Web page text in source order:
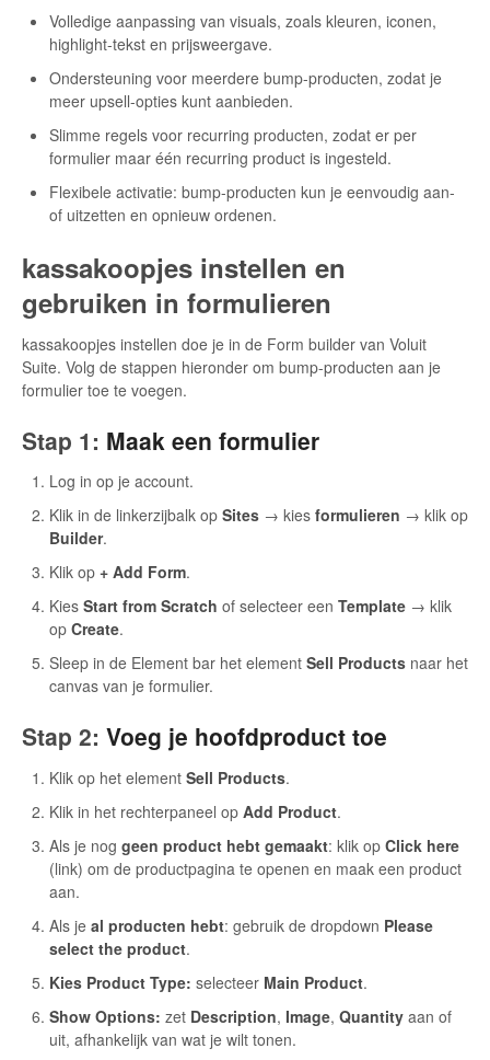
Volledige aanpassing van visuals, zoals kleuren, iconen,
highlight-tekst en prijsweergave.
Ondersteuning voor meerdere bump-producten, zodat je
meer upsell-opties kunt aanbieden.
Slimme regels voor recurring producten, zodat er per
formulier maar één recurring product is ingesteld.
Flexibele activatie: bump-producten kun je eenvoudig aan-
of uitzetten en opnieuw ordenen.
kassakoopjes instellen en
gebruiken in formulieren
kassakoopjes instellen doe je in de Form builder van Voluit
Suite. Volg de stappen hieronder om bump-producten aan je
formulier toe te voegen.
Stap 1: Maak een formulier
Log in op je account.
Klik in de linkerzijbalk op Sites → kies formulieren → klik op
Builder.
Klik op + Add Form.
Kies Start from Scratch of selecteer een Template → klik
op Create.
Sleep in de Element bar het element Sell Products naar het
canvas van je formulier.
Stap 2: Voeg je hoofdproduct toe
Klik op het element Sell Products.
Klik in het rechterpaneel op Add Product.
Als je nog geen product hebt gemaakt: klik op Click here
(link) om de productpagina te openen en maak een product
aan.
Als je al producten hebt: gebruik de dropdown Please
select the product.
Kies Product Type: selecteer Main Product.
Show Options: zet Description, Image, Quantity aan of
uit, afhankelijk van wat je wilt tonen.